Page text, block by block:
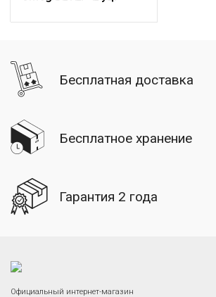
Бесплатная доставка
Бесплатное хранение
Гарантия 2 года
Официальный интернет-магазин